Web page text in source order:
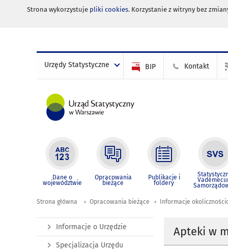
Strona wykorzystuje pliki cookies. Korzystanie z witryny bez
Urzędy Statystyczne BIP Kontakt
Dane o
województwie
Opracowania
bieżące
Publikacje i
foldery
Strona główna Opracowania bieżące Informacje
Apteki w
Informacje o Urzędzie
Specjalizacja Urzędu